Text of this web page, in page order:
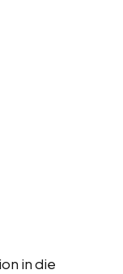
in die